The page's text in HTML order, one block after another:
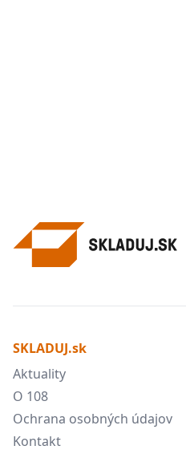
SKLADUJ.sk
Aktuality
O 108
Ochrana osobných údajov
Kontakt